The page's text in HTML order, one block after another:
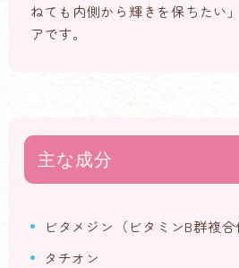
ねても内側から輝きを保ちたい
アです。
主な成分
ビタメジン（ビタミンB群複合
タチオン